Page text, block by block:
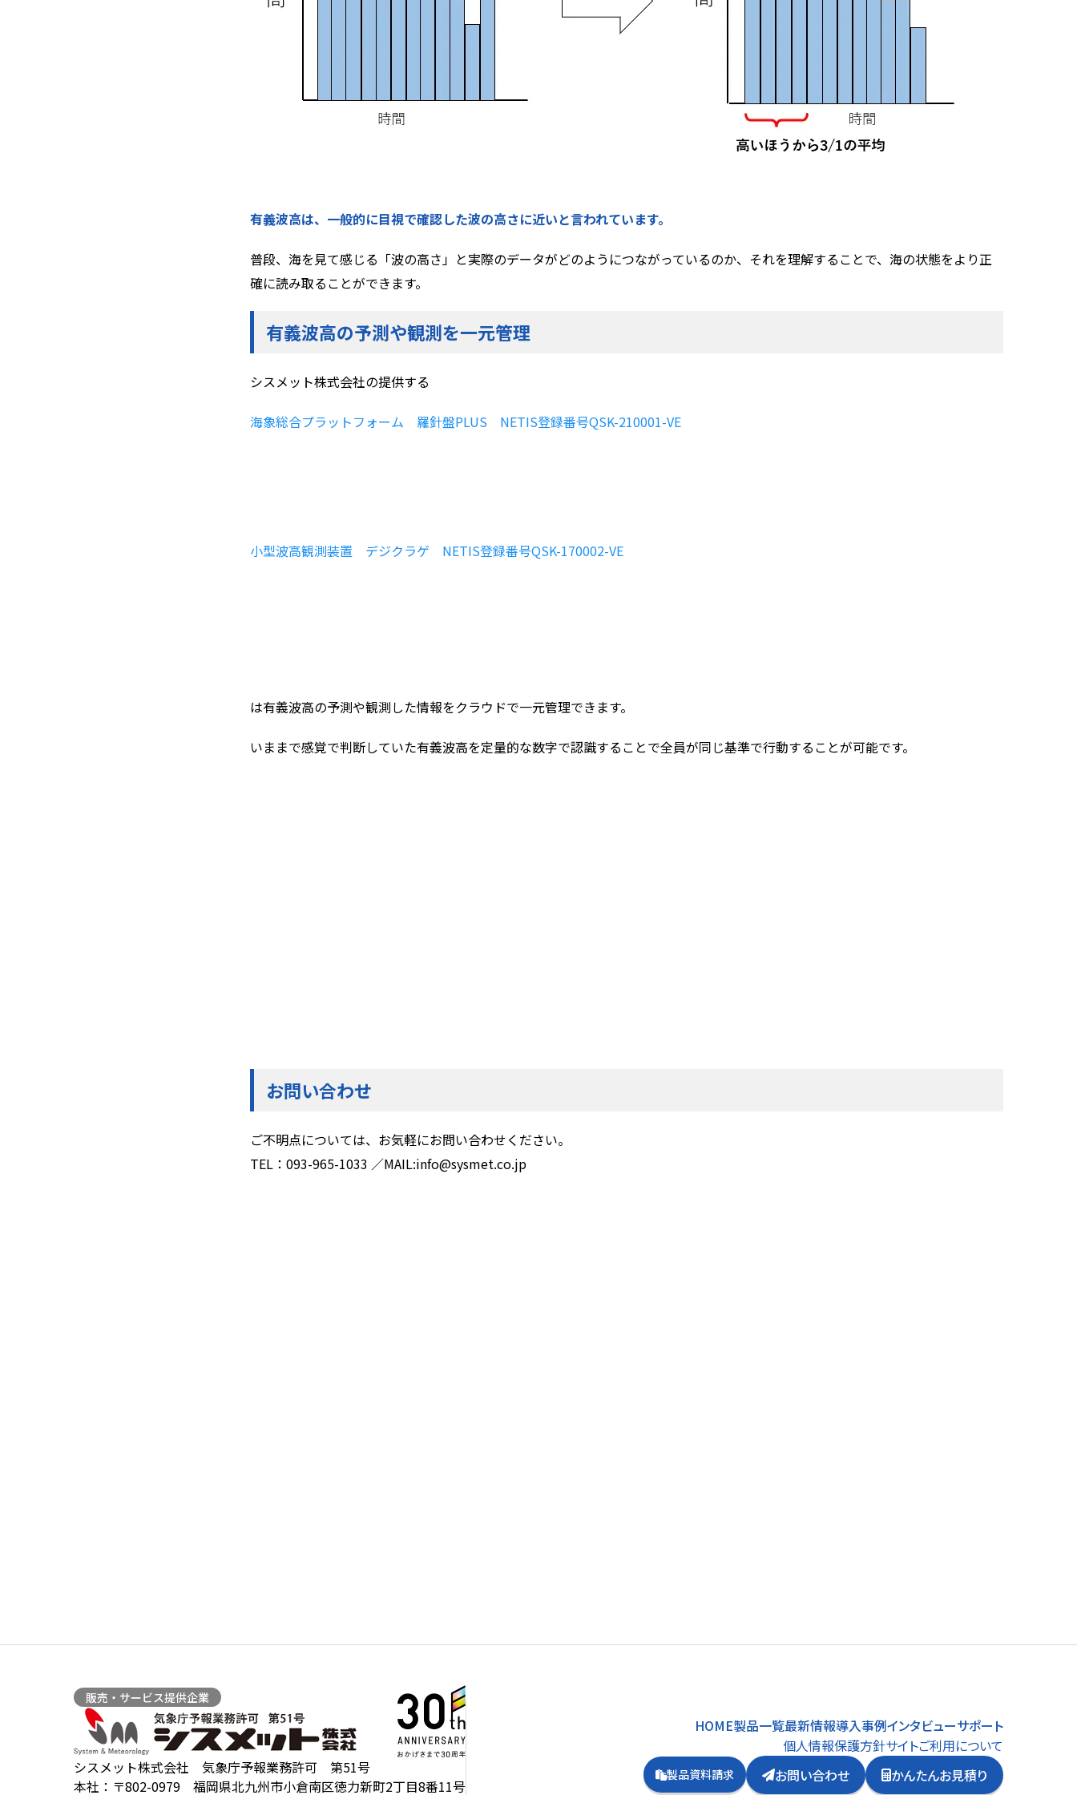
有義波高は、一般的に目視で確認した波の高さに近いと言われています。
普段、海を見て感じる「波の高さ」と実際のデータがどのようにつながっているのか、それを理解することで、海の状態をより正
確に読み取ることができます。
有義波高の予測や観測を一元管理
シスメット株式会社の提供する
海象総合プラットフォーム 羅針盤PLUS NETIS登録番号QSK-210001-VE
小型波高観測装置 デジクラゲ NETIS登録番号QSK-170002-VE
は有義波高の予測や観測した情報をクラウドで一元管理できます。
いままで感覚で判断していた有義波高を定量的な数字で認識することで全員が同じ基準で行動することが可能です。
お問い合わせ
ご不明点については、お気軽にお問い合わせください。
TEL：093-965-1033 ／MAIL:info@sysmet.co.jp
販売・サービス提供企業
シスメット株式会社 気象庁予報業務許可 第51号
本社：〒802-0979 福岡県北九州市小倉南区徳力新町2丁目8番11号
HOME製品一覧最新情報導入事例インタビューサポート
個人情報保護方針サイトご利用について
製品資料請求 お問い合わせ かんたんお見積り